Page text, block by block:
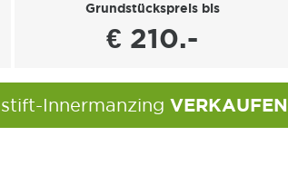
Grundstückspreis bis
€ 210.-
Innermanzing VERKAUFEN